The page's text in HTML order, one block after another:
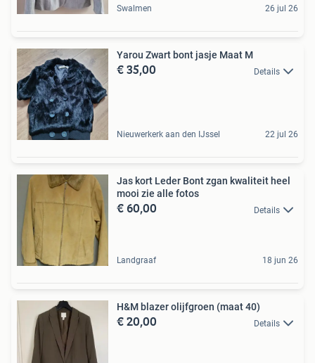
Swalmen 26 jul 26
Yarou Zwart bont jasje Maat M
€ 35,00 Details
Nieuwerkerk aan den IJssel 22 jul 26
Jas kort Leder Bont zgan kwaliteit heel
mooi zie alle fotos
€ 60,00 Details
Landgraaf 18 jun 26
H&M blazer olijfgroen (maat 40)
€ 20,00 Details